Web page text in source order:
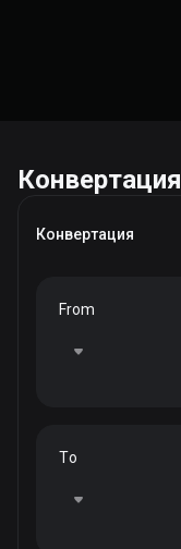
Конвертация
Конвертация
From
To